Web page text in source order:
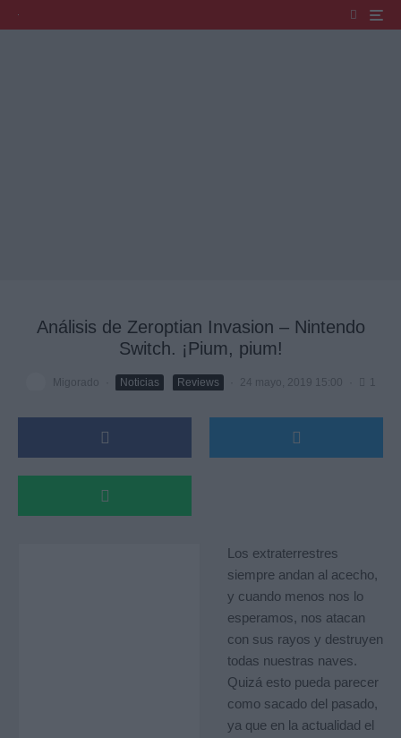
Análisis de Zeroptian Invasion – Nintendo
Switch. ¡Pium, pium!
Migorado Noticias Reviews 24 mayo, 2019 15:00
Los extraterrestres
siempre andan al acecho,
y cuando menos nos lo
esperamos, nos atacan
con sus rayos y destruyen
todas nuestras naves.
Quizá esto pueda parecer
como sacado del pasado,
ya que en la actualidad el